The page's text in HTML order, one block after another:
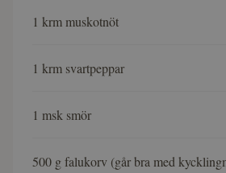
1 krm muskotnöt
1 krm svartpeppar
1 msk smör
500 g falukorv (går bra med